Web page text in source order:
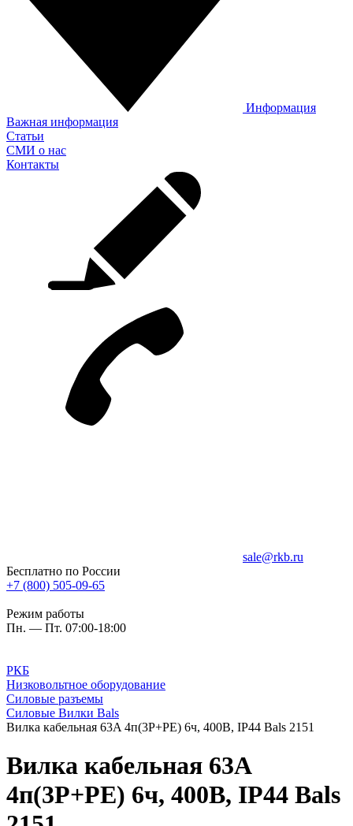
Информация
Важная информация
Статьи
СМИ о нас
Контакты
sale@rkb.ru
Бесплатно по России
+7 (800) 505-09-65
Режим работы
Пн. — Пт. 07:00-18:00
РКБ
Низковольтное оборудование
Силовые разъемы
Силовые Вилки Bals
Вилка кабельная 63A 4п(3P+PE) 6ч, 400В, IP44 Bals 2151
Вилка кабельная 63A
4п(3P+PE) 6ч, 400В, IP44 Bals